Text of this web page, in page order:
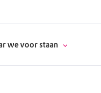
we voor staan